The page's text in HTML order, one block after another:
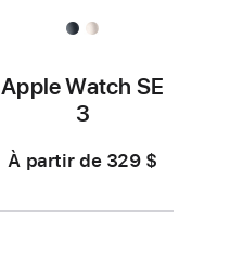
Apple Watch SE
3
À partir de 329 $